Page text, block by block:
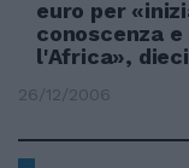
euro per
conoscenza
l'Africa»,
26/12/2006